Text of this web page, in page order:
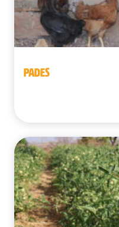
PADES